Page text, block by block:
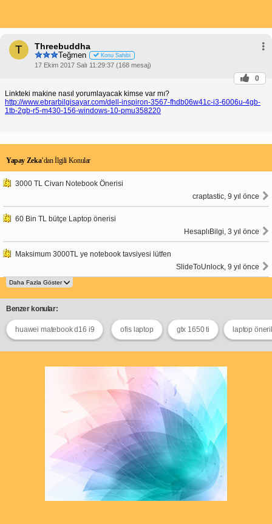
T Threebuddha
Teğmen Konu Sahibi
17 Ekim 2017 Salı 11:29:37 (168 mesaj)
0
Linkteki makine nasıl yorumlayacak kimse var mı?
http://www.ebrarbilgisayar.com/dell-inspiron-3567-fhdb06w41c-i3-6006u-4gb-
1tb-2gb-r5-m430-156-windows-10-pmu358220
Yapay Zeka’dan İlgili Konular
3000 TL Civarı Notebook Önerisi
craptastic, 9 yıl önce
60 Bin TL bütçe Laptop önerisi
HesaplıBilgi, 3 yıl önce
Maksimum 3000TL ye notebook tavsiyesi lütfen
SlideToUnlock, 9 yıl önce
Benzer konular:
huawei matebook d16 i9 ofis laptop gtx 1650 ti laptop